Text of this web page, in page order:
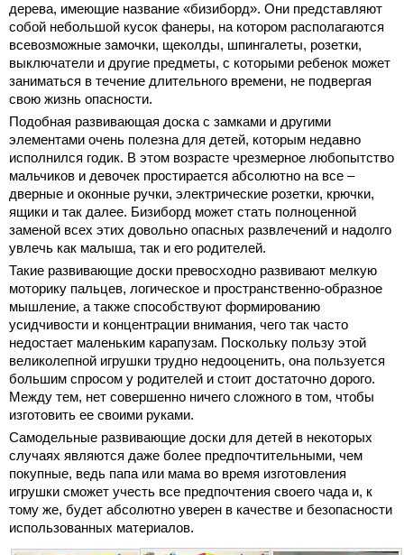
дерева, имеющие название «бизиборд». Они представляют
собой небольшой кусок фанеры, на котором располагаются
всевозможные замочки, щеколды, шпингалеты, розетки,
выключатели и другие предметы, с которыми ребенок может
заниматься в течение длительного времени, не подвергая
свою жизнь опасности.
Подобная развивающая доска с замками и другими
элементами очень полезна для детей, которым недавно
исполнился годик. В этом возрасте чрезмерное любопытство
мальчиков и девочек простирается абсолютно на все –
дверные и оконные ручки, электрические розетки, крючки,
ящики и так далее. Бизиборд может стать полноценной
заменой всех этих довольно опасных развлечений и надолго
увлечь как малыша, так и его родителей.
Такие развивающие доски превосходно развивают мелкую
моторику пальцев, логическое и пространственно-образное
мышление, а также способствуют формированию
усидчивости и концентрации внимания, чего так часто
недостает маленьким карапузам. Поскольку пользу этой
великолепной игрушки трудно недооценить, она пользуется
большим спросом у родителей и стоит достаточно дорого.
Между тем, нет совершенно ничего сложного в том, чтобы
изготовить ее своими руками.
Самодельные развивающие доски для детей в некоторых
случаях являются даже более предпочтительными, чем
покупные, ведь папа или мама во время изготовления
игрушки сможет учесть все предпочтения своего чада и, к
тому же, будет абсолютно уверен в качестве и безопасности
использованных материалов.